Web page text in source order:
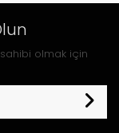
sahibi olmak için